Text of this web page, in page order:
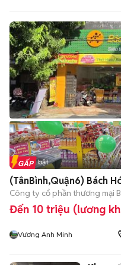
Tin nổi bật
(TânBình,Quận6) Bách
Công ty cổ phần thương mại
Đến 10 triệu (lương
Vương Anh Minh